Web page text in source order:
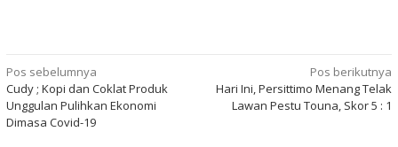
Navigasi
pos
Pos sebelumnya
Cudy ; Kopi dan Coklat Produk
Unggulan Pulihkan Ekonomi
Dimasa Covid-19
Pos berikutnya
Hari Ini, Persittimo Menang Telak
Lawan Pestu Touna, Skor 5 : 1